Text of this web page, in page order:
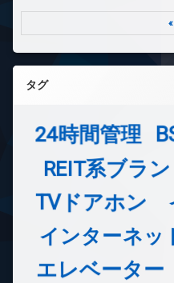
タグ
24時間管理
REIT系ブラ
TVドアホン
インターネッ
エレベーター